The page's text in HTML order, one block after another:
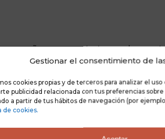
Gestionar el consentimiento de
cookies propias y de terceros para analizar el
publicidad relacionada con tus preferencias sobre
a partir de tus hábitos de navegación (por
de cookies.
ensueño y poco contacto con el
que dificulta la atención y
en concreto. Creación de personajes
a la espera de mejores tiempos
desinterés por la vida. Su refugio es su